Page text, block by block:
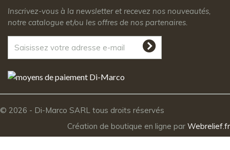
Inscrivez-vous à la newsletter et recevez nos nouveautés,
notre catalogue et/ou les offres de nos partenaires.
© 2026 - Di-Marco SARL tous droits réservés
Création de boutique en ligne par Webrelief.fr